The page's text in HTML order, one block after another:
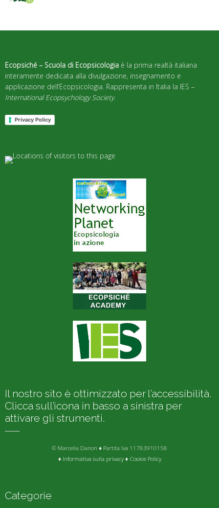
Ecopsiché – Scuola di Ecopsicologia è la prima realtà italiana
interamente dedicata alla divulgazione, insegnamento e
applicazione dell’Ecopsicologia. Rappresenta in Italia la IES –
International Ecopsychology Society.
Privacy Policy
Il nostro sito è ottimizzato per l’accessibilità.
Clicca sull’icona in basso a sinistra per
attivare gli strumenti.
© Marcella Danon ♦ Partita Iva 11783910158
♦ Informativa sulla privacy♦ Cookie Policy
Categorie